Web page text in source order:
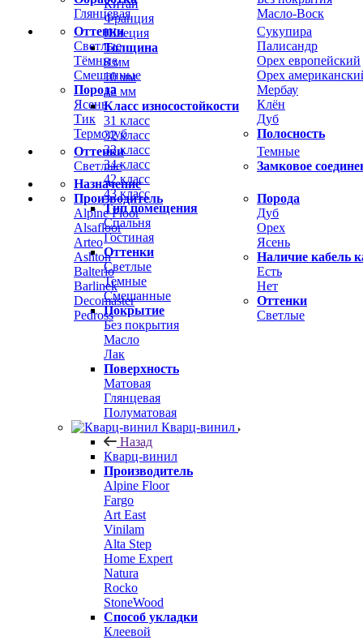
Глянцевая
Масло-Воск
Оттенки
Светлые
Тёмные
Смешанные
Порода
Ясень
Тик
Термодуб
Сукупира
Палисандр
Орех европейский
Орех
Мербау
Клён
Дуб
Полосность
Оттенки
Светлые
Темные
Замковое
Назначение
Производитель
Alpine Floor
Alsafloor
Arteo
Ashton
Balterio
Barlinek
Decomaster
Pedross
Порода
Дуб
Орех
Ясень
Наличие кабель
Есть
Нет
Оттенки
Светлые
Китай
Франция
Швеция
Толщина
8 мм
10 мм
12 мм
Класс износостойкости
31 класс
32 класс
33 класс
34 класс
42 класс
43 класс
Тип помещения
Спальня
Гостиная
Оттенки
Светлые
Темные
Смешанные
Покрытие
Без покрытия
Масло
Лак
Поверхность
Матовая
Глянцевая
Полуматовая
Кварц-винил
Назад
Кварц-винил
Производитель
Alpine Floor
Fargo
Art East
Vinilam
Alta Step
Home Expert
Natura
Rocko
StoneWood
Способ укладки
Клеевой